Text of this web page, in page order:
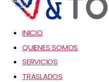
INICIO
QUIENES SOMOS
SERVICIOS
TRASLADOS